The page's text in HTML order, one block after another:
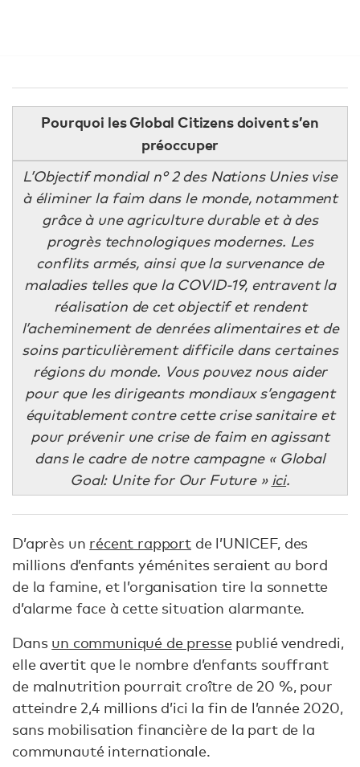
Pourquoi les Global Citizens doivent s’en
préoccuper
L’Objectif mondial n° 2 des Nations Unies vise
à éliminer la faim dans le monde, notamment
grâce à une agriculture durable et à des
progrès technologiques modernes. Les
conflits armés, ainsi que la survenance de
maladies telles que la COVID-19, entravent la
réalisation de cet objectif et rendent
l’acheminement de denrées alimentaires et de
soins particulièrement difficile dans certaines
régions du monde. Vous pouvez nous aider
pour que les dirigeants mondiaux s’engagent
équitablement contre cette crise sanitaire et
pour prévenir une crise de faim en agissant
dans le cadre de notre campagne « Global
Goal: Unite for Our Future » ici.
D’après un récent rapport de l’UNICEF, des
millions d’enfants yéménites seraient au bord
de la famine, et l’organisation tire la sonnette
d’alarme face à cette situation alarmante.
Dans un communiqué de pressepublié vendredi,
elle avertit que le nombre d’enfants souffrant
de malnutrition pourrait croître de 20 %, pour
atteindre 2,4 millions d’ici la fin de l’année 2020,
sans mobilisation financière de la part de la
communauté internationale.